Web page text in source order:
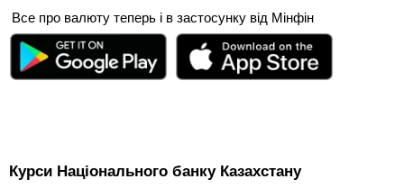
Все про валюту теперь і в застосунку від Мінфін
Курси Національного банку Казахстану